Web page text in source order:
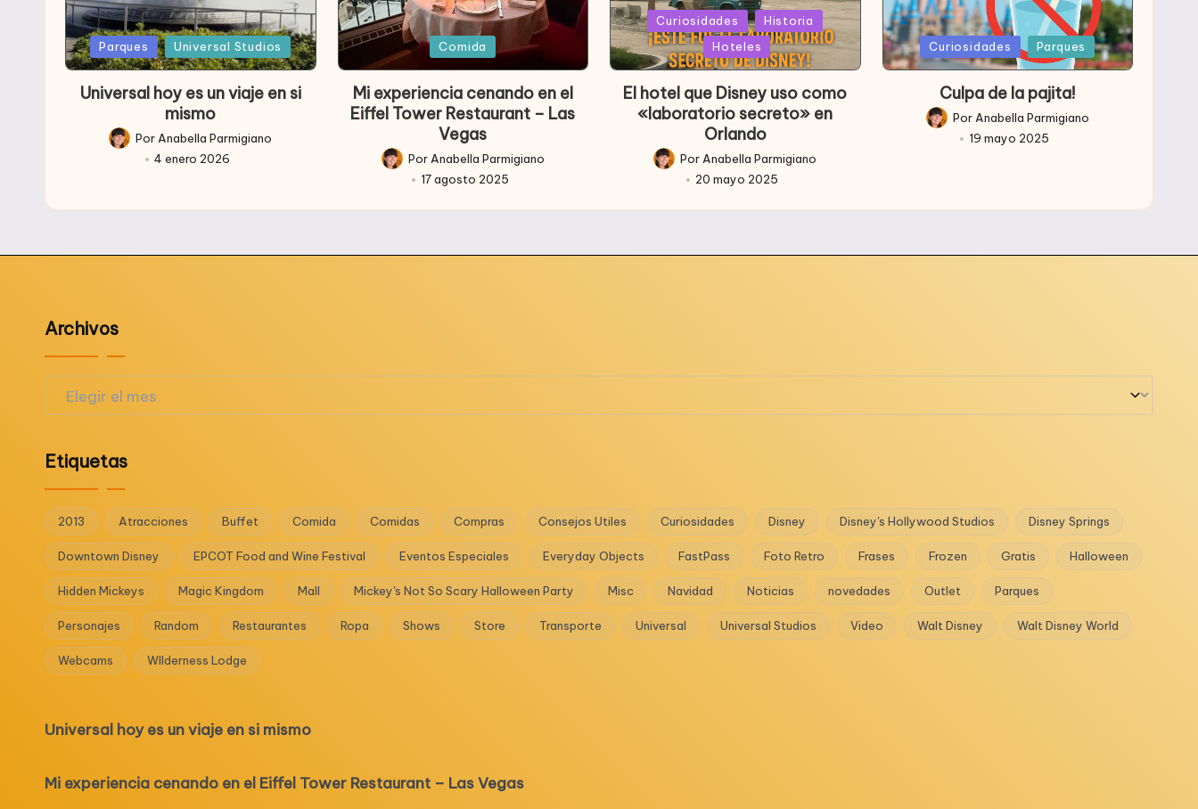
Publicada
en
Parques Universal Studios
Universal hoy es un viaje en si
mismo
Publicado
Por Anabella Parmigiano
4 enero 2026
Publicada
en
Comida
Mi experiencia cenando en el
Eiffel Tower Restaurant – Las
Vegas
Publicado
Por Anabella Parmigiano
17 agosto 2025
Publicada
en
Curiosidades
Historia
Hoteles
El hotel que Disney uso como
«laboratorio secreto» en
Orlando
Publicado
Por Anabella Parmigiano
20 mayo 2025
Publicada
en
Curiosidades Parques
Culpa de la pajita!
Publicado
Por Anabella Parmigiano
19 mayo 2025
Archivos
Archivos
Etiquetas
2013 Atracciones Buffet Comida Comidas Compras Consejos Utiles Curiosidades Disney Disney's Hollywood Studios Disney Springs
Downtown Disney EPCOT Food and Wine Festival Eventos Especiales Everyday Objects FastPass Foto Retro Frases Frozen Gratis Halloween
Hidden Mickeys Magic Kingdom Mall Mickey's Not So Scary Halloween Party Misc Navidad Noticias novedades Outlet Parques
Personajes Random Restaurantes Ropa Shows Store Transporte Universal Universal Studios Video Walt Disney Walt Disney World
Webcams WIlderness Lodge
Universal hoy es un viaje en si mismo
Mi experiencia cenando en el Eiffel Tower Restaurant – Las Vegas